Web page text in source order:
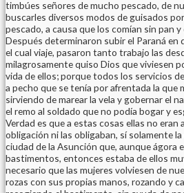
timbúes señores de mucho pescado, de
buscarles diversos modos de guisados
pescado, a causa que los comían sin pan
Después determinaron subir el Paraná en
el cual viaje, pasaron tanto trabajo las
milagrosamente quiso Dios que viviesen
vida de ellos; porque todos los servicios
a pecho que se tenía por afrentada la que
sirviendo de marear la vela y gobernar el
el remo al soldado que no podía bogar y
Verdad es que a estas cosas ellas no eran
obligación ni las obligaban, sí solamente
ciudad de la Asunción que, aunque ágora
bastimentos, entonces estaba de ellos
necesario que las mujeres volviesen de
rozas con sus propias manos, rozando y